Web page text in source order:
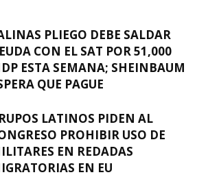
PLIEGO DEBE SALDAR
CON EL SAT POR 51,000
ESTA SEMANA; SHEINBAUM
QUE PAGUE
LATINOS PIDEN AL
PROHIBIR USO DE
EN REDADAS
EN EU